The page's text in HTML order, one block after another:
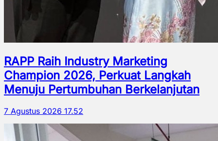
RAPP Raih Industry Marketing
Champion 2026, Perkuat Langkah
Menuju Pertumbuhan Berkelanjutan
7 Agustus 2026 17.52